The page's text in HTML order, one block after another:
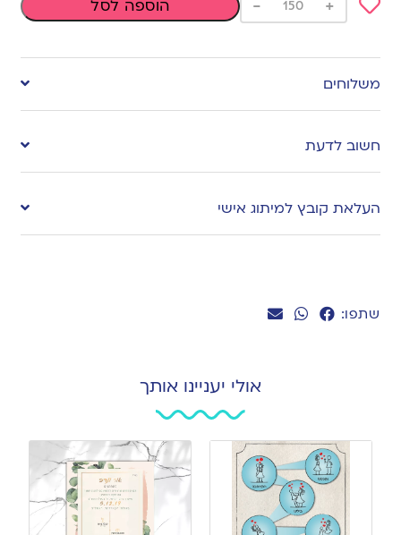
שתפו:
to
wishlist
+
- הוספה לסל
משלוחים
חשוב לדעת
העלאת קובץ למיתוג אישי
אולי יעניינו אותך